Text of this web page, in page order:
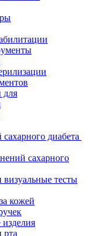
для
диабета
сахарного
тесты
кожей
рта